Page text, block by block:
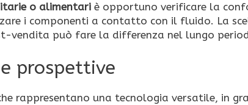
o alimentari è opportuno verificare la
i componenti a contatto con il fluido. La
vendita può fare la differenza nel lungo
prospettive
rappresentano una tecnologia versatile, in